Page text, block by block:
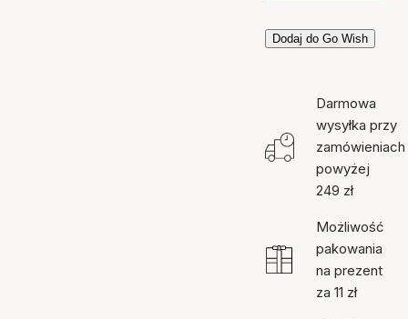
Dodaj do Go Wish
Darmowa
wysyłka przy
zamówieniach
powyżej
249 zł
Możliwość
pakowania
na prezent
za 11 zł